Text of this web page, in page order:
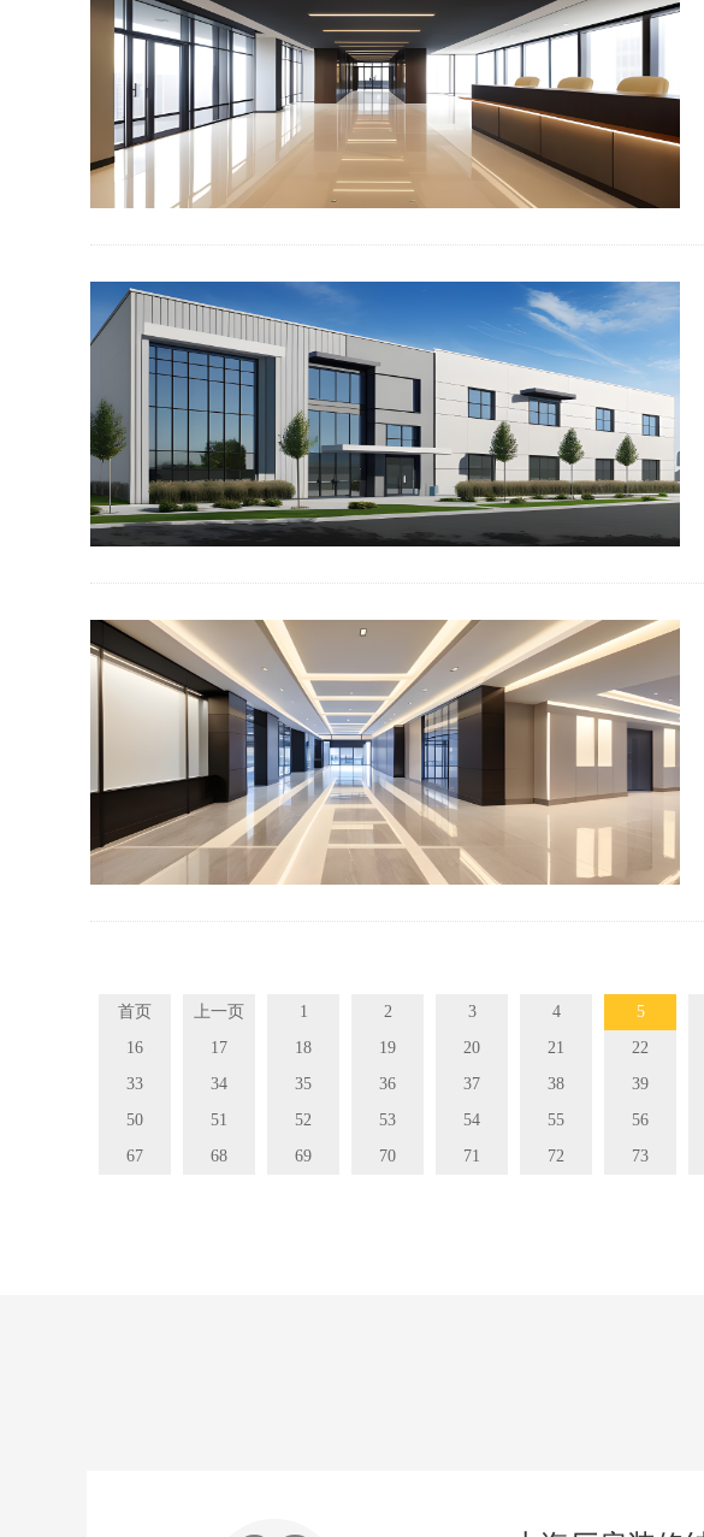
首页 上一页 1 2 3 4 5
16
17 18 19 20 21 22
33
34 35 36 37 38 39
50
51 52 53 54 55 56
67
68 69 70 71 72 73